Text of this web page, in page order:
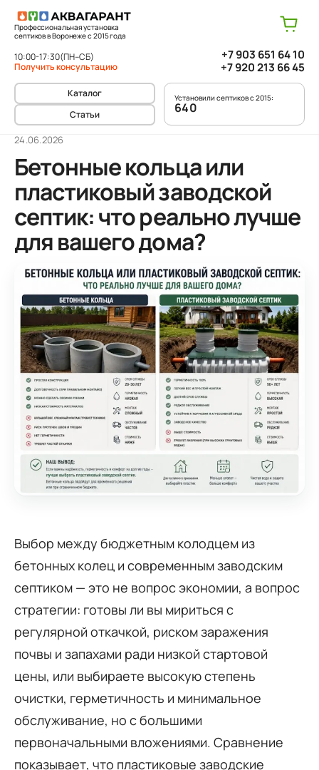
Профессиональная установка
септиков в Воронеже с 2015 года
Каталог
Статьи
Установили септиков с 2015:
640
10:00-17:30(ПН–СБ)
Получить консультацию
+7 903 651 64 10
+7 920 213 66 45
24.06.2026
Бетонные кольца или
пластиковый заводской
септик: что реально лучше
для вашего дома?
Выбор между бюджетным колодцем из
бетонных колец и современным заводским
септиком — это не вопрос экономии, а вопрос
стратегии: готовы ли вы мириться с
регулярной откачкой, риском заражения
почвы и запахами ради низкой стартовой
цены, или выбираете высокую степень
очистки, герметичность и минимальное
обслуживание, но с большими
первоначальными вложениями. Сравнение
показывает, что пластиковые заводские